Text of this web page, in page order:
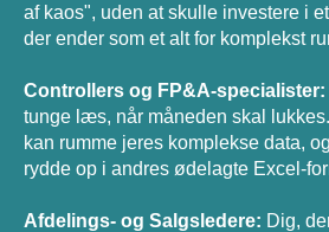
af kaos", uden at skulle investere i
der ender som et alt for komplekst
Controllers og FP&A-specialister:
tunge læs, når måneden skal
kan rumme jeres komplekse data,
rydde op i andres ødelagte Excel-
Afdelings- og Salgsledere: Dig,